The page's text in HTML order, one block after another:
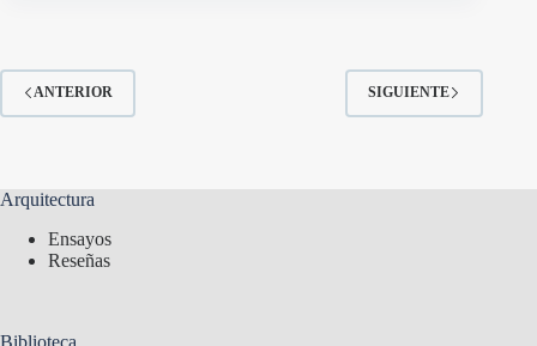
ANTERIOR SIGUIENTE
Arquitectura
Ensayos
Reseñas
Biblioteca